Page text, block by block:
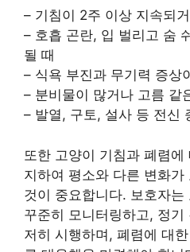
– 기침이 2주 이상 지속되
– 호흡 곤란, 입 벌리고 숨
될 때
– 식욕 부진과 무기력 증상
– 분비물이 많거나 고름 같
– 발열, 구토, 설사 등 전신
또한 고양이 기침과 폐렴
지하여 평소와 다른 변화
것이 중요합니다. 보호자
꾸준히 모니터링하고, 정기
저히 시행하며, 폐렴에 대